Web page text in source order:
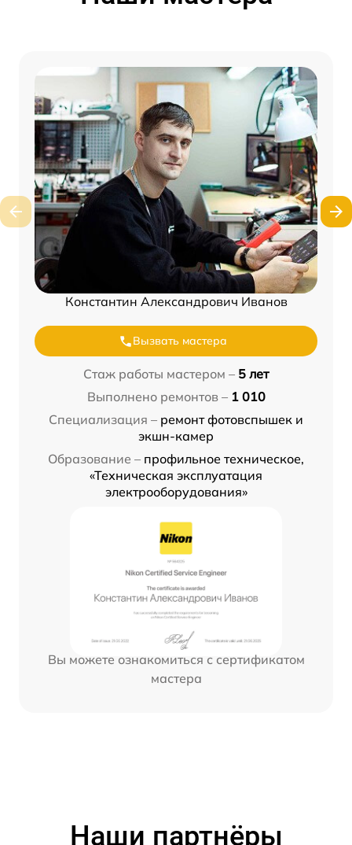
Константин Александрович Иванов
Вызвать мастера
Стаж работы мастером – 5 лет
Выполнено ремонтов – 1 010
Специализация – ремонт фотовспышек и
экшн-камер
Образование – профильное техническое,
«Техническая эксплуатация
электрооборудования»
Вы можете ознакомиться с сертификатом
мастера
Наши партнёры